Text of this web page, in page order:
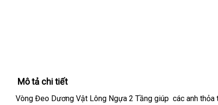
Mô tả chi tiết
Vòng Đeo Dương Vật Lông Ngựa 2 Tầng​ giúp giá
các anh